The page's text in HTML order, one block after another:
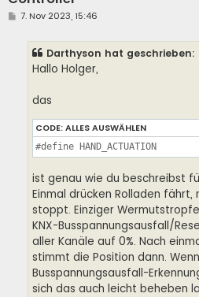
B7. Nov 2023, 15:46
Darthyson hat geschrieben:
Hallo Holger,
das
CODE: ALLES AUSWÄHLEN
#define HAND_ACTUATION
ist genau wie du beschreibst
Einmal drücken Rolladen fährt,
stoppt. Einziger
KNX-Busspannungsausfall/
aller Kanäle auf 0%. Nach
stimmt die Position dann.
Busspannungsausfall-
sich das auch leicht beheben